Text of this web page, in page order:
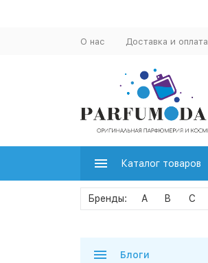
О нас Доставка и оплата
Каталог товаров
A B C
Блоги